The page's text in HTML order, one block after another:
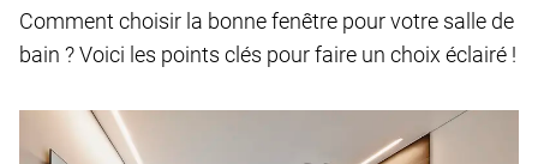
Comment choisir la bonne fenêtre pour votre salle de
bain ? Voici les points clés pour faire un choix éclairé !